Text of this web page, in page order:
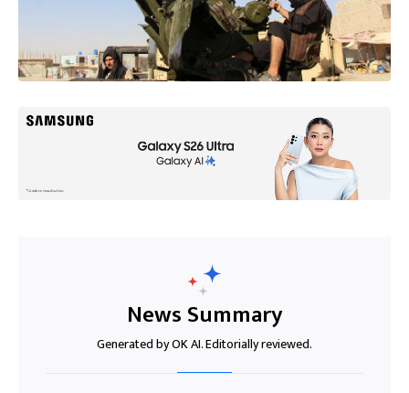
News Summary
Generated by OK AI. Editorially reviewed.